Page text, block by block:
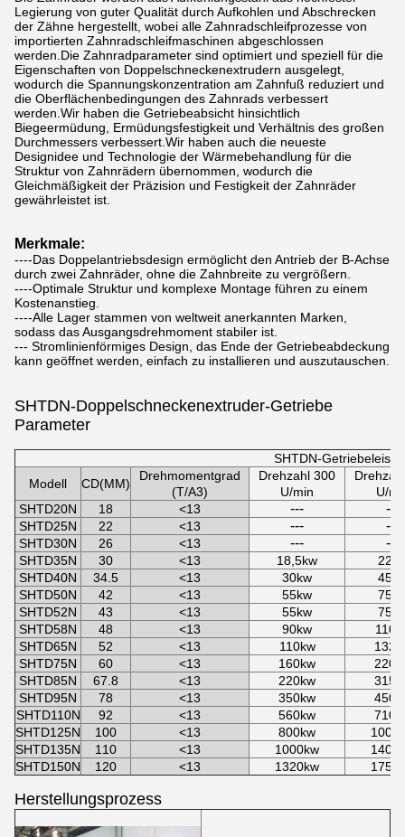
Legierung von guter Qualität durch Aufkohlen und Abschrecken
der Zähne hergestellt, wobei alle Zahnradschleifprozesse von
importierten Zahnradschleifmaschinen abgeschlossen
werden.Die Zahnradparameter sind optimiert und speziell für die
Eigenschaften von Doppelschneckenextrudern ausgelegt,
wodurch die Spannungskonzentration am Zahnfuß reduziert und
die Oberflächenbedingungen des Zahnrads verbessert
werden.Wir haben die Getriebeabsicht hinsichtlich
Biegeermüdung, Ermüdungsfestigkeit und Verhältnis des großen
Durchmessers verbessert.Wir haben auch die neueste
Designidee und Technologie der Wärmebehandlung für die
Struktur von Zahnrädern übernommen, wodurch die
Gleichmäßigkeit der Präzision und Festigkeit der Zahnräder
gewährleistet ist.
Merkmale:
----Das Doppelantriebsdesign ermöglicht den Antrieb der B-Achse
durch zwei Zahnräder, ohne die Zahnbreite zu vergrößern.
----Optimale Struktur und komplexe Montage führen zu einem
Kostenanstieg.
----Alle Lager stammen von weltweit anerkannten Marken,
sodass das Ausgangsdrehmoment stabiler ist.
--- Stromlinienförmiges Design, das Ende der Getriebeabdeckung
kann geöffnet werden, einfach zu installieren und auszutauschen.
SHTDN-Doppelschneckenextruder-Getriebe
Parameter
SHTDN-
Modell
CD(MM)
Drehmomentgrad
(T/A3)
Drehzahl 300
U/min
U/
SHTD20N
18 <13 --- ---
SHTD25N 22 <13 --- ---
SHTD30N 26 <13 --- ---
SHTD35N 30 <13 18,5kw
SHTD40N
34.5 <13 30kw
SHTD50N
42 <13 55kw
SHTD52N
43 <13 55kw
SHTD58N
48 <13 90kw
SHTD65N
52 <13 110kw
SHTD75N
60 <13 160kw
SHTD85N
67.8 <13 220kw
SHTD95N
78 <13 350kw
SHTD110N
92 <13 560kw
SHTD125N
100 <13 800kw
SHTD135N
110 <13 1000kw
SHTD150N
120 <13 1320kw
Herstellungsprozess